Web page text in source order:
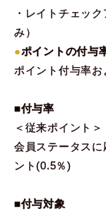
・レイトチェッ
み）
●ポイントの付与
ポイント付与率お
■付与率
＜従来ポイント
会員ステータス
ント(0.5％)
■付与対象